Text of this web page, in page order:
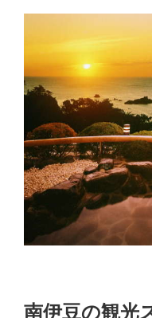
南伊豆の観光